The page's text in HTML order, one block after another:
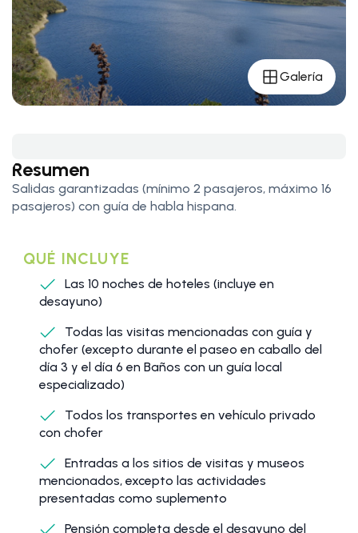
Galería
Resumen
Salidas garantizadas (mínimo 2 pasajeros, máximo 16
pasajeros) con guía de habla hispana.
QUÉ INCLUYE
Las 10 noches de hoteles (incluye en
desayuno)
Todas las visitas mencionadas con guía y
chofer (excepto durante el paseo en caballo del
día 3 y el día 6 en Baños con un guía local
especializado)
Todos los transportes en vehículo privado
con chofer
Entradas a los sitios de visitas y museos
mencionados, excepto las actividades
presentadas como suplemento
Pensión completa desde el desayuno del